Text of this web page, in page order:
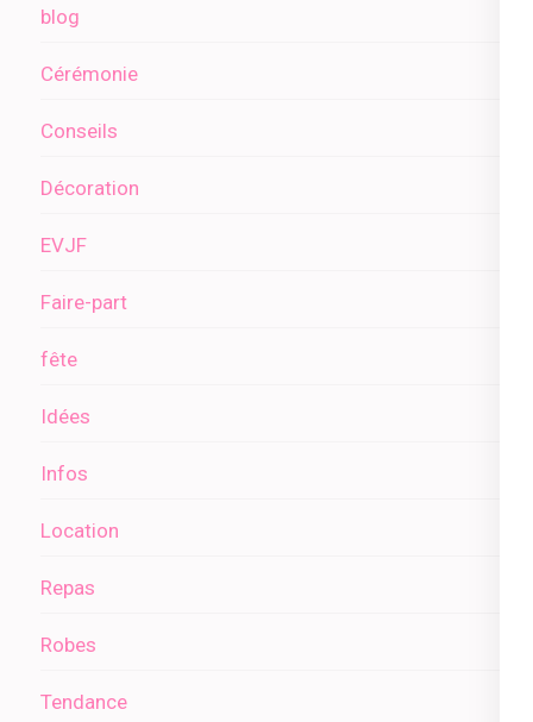
blog
Cérémonie
Conseils
Décoration
EVJF
Faire-part
fête
Idées
Infos
Location
Repas
Robes
Tendance